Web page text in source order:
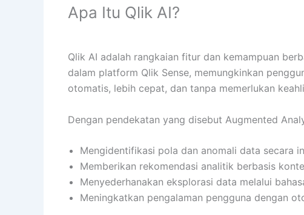
Apa Itu Qlik AI?
Qlik AI adalah rangkaian fitur dan kemampuan
dalam platform Qlik Sense, memungkinkan
otomatis, lebih cepat, dan tanpa memerlukan
Dengan pendekatan yang disebut Augmented
Mengidentifikasi pola dan anomali data secara
Memberikan rekomendasi analitik berbasis
Menyederhanakan eksplorasi data melalui
Meningkatkan pengalaman pengguna dengan